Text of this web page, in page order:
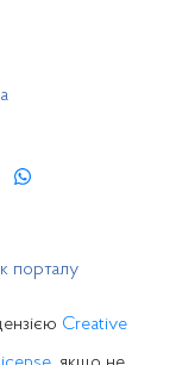
порталу
Creative